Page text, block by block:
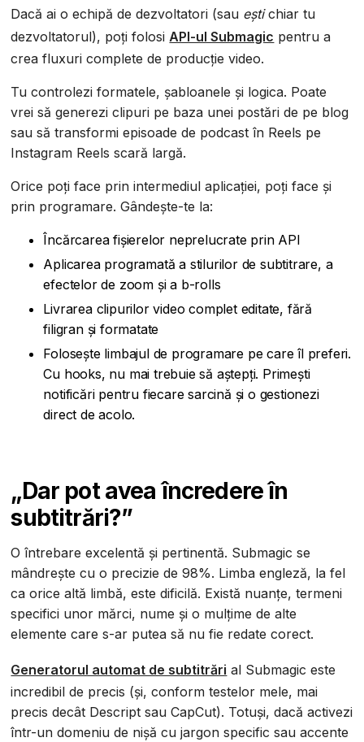
Dacă ai o echipă de dezvoltatori (sau eștichiar tu
dezvoltatorul), poți folosiAPI-ul Submagic pentru a
crea fluxuri complete de producție video.
Tu controlezi formatele, șabloanele și logica. Poate
vrei să generezi clipuri pe baza unei postări de pe blog
sau să transformi episoade de podcast în Reels pe
Instagram Reels scară largă.
Orice poți face prin intermediul aplicației, poți face și
prin programare. Gândește-te la:
Încărcarea fișierelor neprelucrate prin API
Aplicarea programată a stilurilor de subtitrare, a
efectelor de zoom și a b-rolls
Livrarea clipurilor video complet editate, fără
filigran și formatate
Folosește limbajul de programare pe care îl preferi.
Cu hooks, nu mai trebuie să aștepți. Primești
notificări pentru fiecare sarcină și o gestionezi
direct de acolo.
„Dar pot avea încredere în
subtitrări?”
O întrebare excelentă și pertinentă. Submagic se
mândrește cu o precizie de 98%. Limba engleză, la fel
ca orice altă limbă, este dificilă. Există nuanțe, termeni
specifici unor mărci, nume și o mulțime de alte
elemente care s-ar putea să nu fie redate corect.
Generatorul automat de subtitrări al Submagic este
incredibil de precis (și, conform testelor mele, mai
precis decât Descript sau CapCut). Totuși, dacă activezi
într-un domeniu de nișă cu jargon specific sau accente